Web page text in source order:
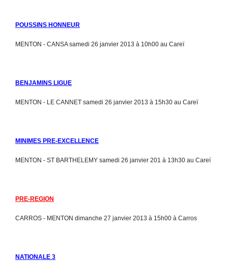
POUSSINS HONNEUR
MENTON - CANSA samedi 26 janvier 2013 à 10h00 au Careï
BENJAMINS LIGUE
MENTON - LE CANNET samedi 26 janvier 2013 à 15h30 au Careï
MINIMES PRE-EXCELLENCE
MENTON - ST BARTHELEMY samedi 26 janvier 201 à 13h30 au Careï
PRE-REGION
CARROS - MENTON dimanche 27 janvier 2013 à 15h00 à Carros
NATIONALE 3